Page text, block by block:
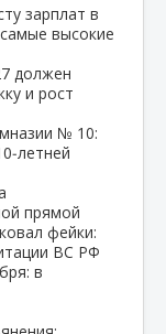
зарплат в
высокие
должен
и рост
№ 10:
прямой
фейки:
ВС РФ
в